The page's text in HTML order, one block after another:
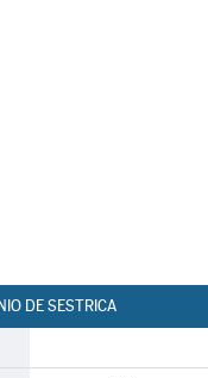
DE SESTRICA